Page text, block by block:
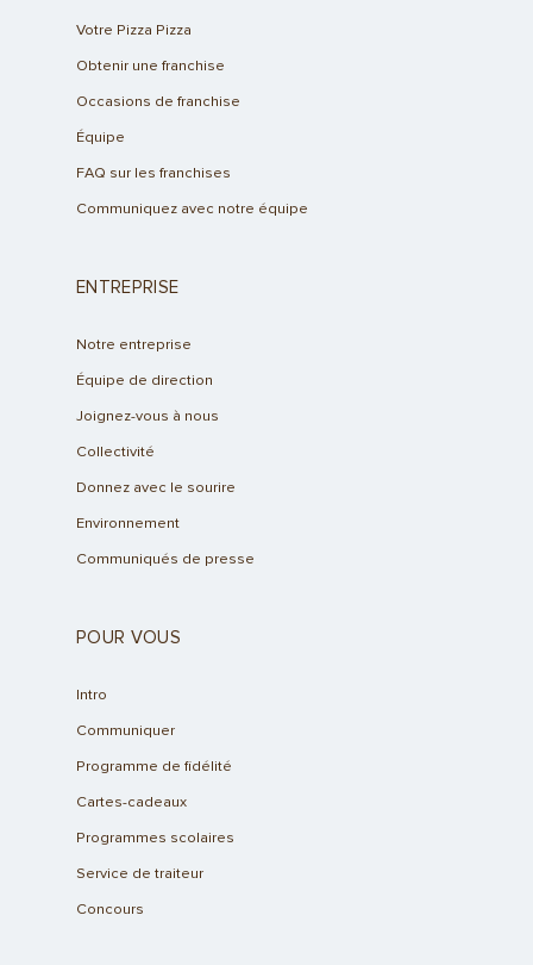
Votre Pizza Pizza
Obtenir une franchise
Occasions de franchise
Équipe
FAQ sur les franchises
Communiquez avec notre équipe
ENTREPRISE
Notre entreprise
Équipe de direction
Joignez-vous à nous
Collectivité
Donnez avec le sourire
Environnement
Communiqués de presse
POUR VOUS
Intro
Communiquer
Programme de fidélité
Cartes-cadeaux
Programmes scolaires
Service de traiteur
Concours